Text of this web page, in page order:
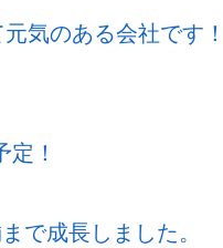
気のある会社です！
！
で成長しました。